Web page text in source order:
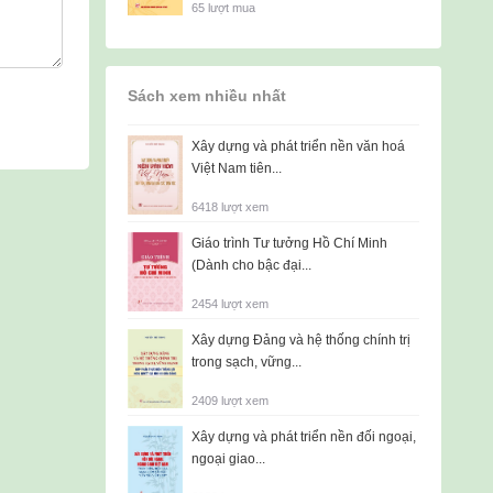
65 lượt mua
Sách xem nhiều nhất
Xây dựng và phát triển nền văn hoá
Việt Nam tiên...
6418 lượt xem
Giáo trình Tư tưởng Hồ Chí Minh
(Dành cho bậc đại...
2454 lượt xem
Xây dựng Đảng và hệ thống chính trị
trong sạch, vững...
2409 lượt xem
Xây dựng và phát triển nền đối ngoại,
ngoại giao...